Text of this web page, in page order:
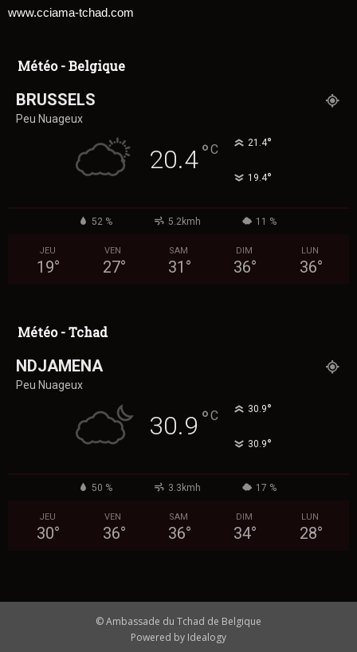
www.cciama-tchad.com
Météo - Belgique
BRUSSELS
Peu Nuageux
20.4°C 21.4°
19.4°
52 % 5.2kmh 11 %
JEU
19°
VEN
27°
SAM
31 °
DIM
36°
LUN
36°
Météo - Tchad
NDJAMENA
Peu Nuageux
30.9 °C 30.9°
30.9°
50 % 3.3kmh 17 %
JEU
30°
VEN
36°
SAM
36°
DIM
34°
LUN
28°
© Ambassade du Tchad de Belgique
Powered by Idealogy